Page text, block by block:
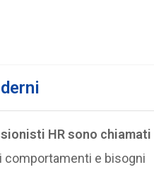
HR sono chiamati
comportamenti e bisogni